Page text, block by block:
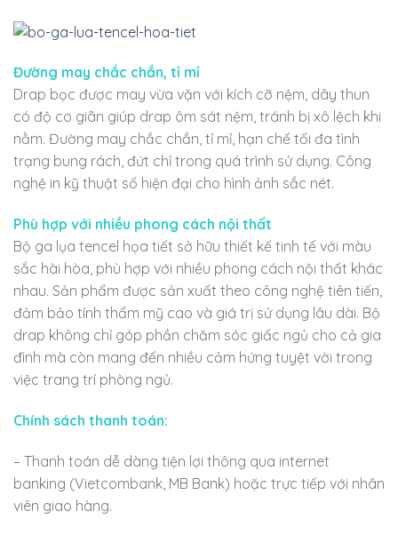
Đường may chắc chắn, tỉ mỉ
Drap bọc được may vừa vặn với kích cỡ nệm, dây thun
có độ co giãn giúp drap ôm sát nệm, tránh bị xô lệch khi
nằm. Đường may chắc chắn, tỉ mỉ, hạn chế tối đa tình
trạng bung rách, đứt chỉ trong quá trình sử dụng. Công
nghệ in kỹ thuật số hiện đại cho hình ảnh sắc nét.
Phù hợp với nhiều phong cách nội thất
Bộ ga lụa tencel họa tiết sở hữu thiết kế tinh tế với màu
sắc hài hòa, phù hợp với nhiều phong cách nội thất khác
nhau. Sản phẩm được sản xuất theo công nghệ tiên tiến,
đảm bảo tính thẩm mỹ cao và giá trị sử dụng lâu dài. Bộ
drap không chỉ góp phần chăm sóc giấc ngủ cho cả gia
đình mà còn mang đến nhiều cảm hứng tuyệt vời trong
việc trang trí phòng ngủ.
Chính sách thanh toán:
– Thanh toán dễ dàng tiện lợi thông qua internet
banking (Vietcombank, MB Bank) hoặc trực tiếp với nhân
viên giao hàng.